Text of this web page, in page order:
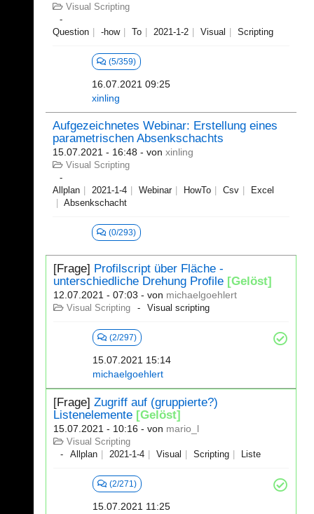
Visual Scripting
Question -how To 2021-1-2 Visual Scripting
(5/359)
16.07.2021 09:25
xinling
Aufgezeichnetes Webinar: Erstellung eines
parametrischen Absenkschachts
15.07.2021 - 16:48 - von xinling
Visual Scripting
Allplan 2021-1-4 Webinar HowTo Csv
Excel
Absenkschacht
(0/293)
[Frage] Profilscript über Fläche -
unterschiedliche Drehung Profile [Gelöst]
12.07.2021 - 07:03 - von michaelgoehlert
Visual Scripting Visual scripting
(2/297)
15.07.2021 15:14
michaelgoehlert
[Frage] Zugriff auf (gruppierte?)
Listenelemente [Gelöst]
15.07.2021 - 10:16 - von mario_l
Visual Scripting
Allplan
2021-1-4 Visual Scripting Liste
(2/271)
15.07.2021 11:25